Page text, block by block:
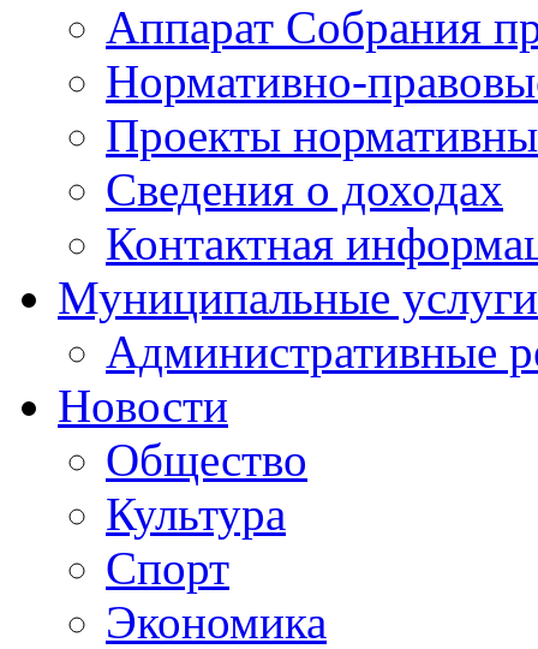
Аппарат Собрания
Нормативно-
Проекты
Сведения о доходах
Контактная
Муниципальные услуги
Административные
Новости
Общество
Культура
Спорт
Экономика